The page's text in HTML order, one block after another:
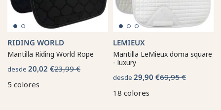
RIDING WORLD
Mantilla Riding World Rope
desde 20,02 €23,99 €
5 colores
LEMIEUX
Mantilla LeMieux doma square
- luxury
desde 29,90 €69,95 €
18 colores